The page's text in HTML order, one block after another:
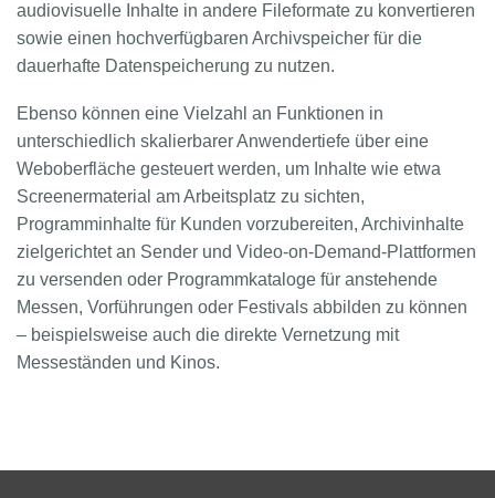
audiovisuelle Inhalte in andere Fileformate zu konvertieren
sowie einen hochverfügbaren Archivspeicher für die
dauerhafte Datenspeicherung zu nutzen.
Ebenso können eine Vielzahl an Funktionen in
unterschiedlich skalierbarer Anwendertiefe über eine
Weboberfläche gesteuert werden, um Inhalte wie etwa
Screenermaterial am Arbeitsplatz zu sichten,
Programminhalte für Kunden vorzubereiten, Archivinhalte
zielgerichtet an Sender und Video-on-Demand-Plattformen
zu versenden oder Programmkataloge für anstehende
Messen, Vorführungen oder Festivals abbilden zu können
– beispielsweise auch die direkte Vernetzung mit
Messeständen und Kinos.